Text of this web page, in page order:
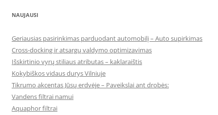
NAUJAUSI
Geriausias pasirinkimas parduodant automobilį – Auto supirkimas
Cross-docking ir atsargų valdymo optimizavimas
Išskirtinio vyrų stiliaus atributas – kaklaraištis
Kokybiškos vidaus durys Vilniuje
Tikrumo akcentas Jūsų erdvėje – Paveikslai ant drobės:
Vandens filtrai namui
Aquaphor filtrai